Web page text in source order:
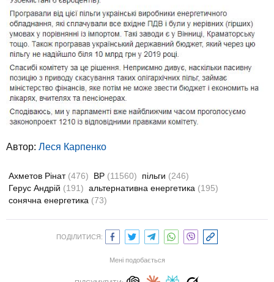
Автор: Леся Карпенко
Ахметов Рінат (476) ВР (11560) пільги (246)
Герус Андрій (191) альтернативна енергетика (195)
сонячна енергетика (73)
ПОДІЛИТИСЯ:
Мені подобається